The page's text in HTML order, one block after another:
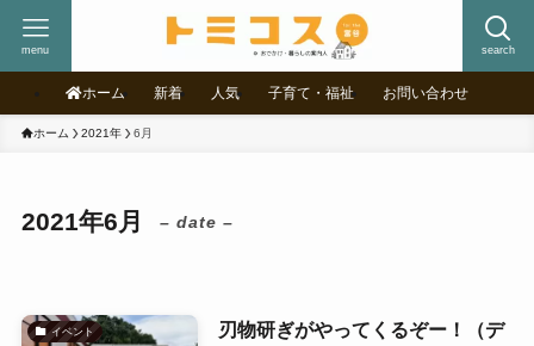
search
menu
ホーム 新着 人気 子育て・福祉 お問い合わせ
ホーム 2021年 6月
2021年6月 – date –
イベント
刃物研ぎがやってくるぞー！（デ